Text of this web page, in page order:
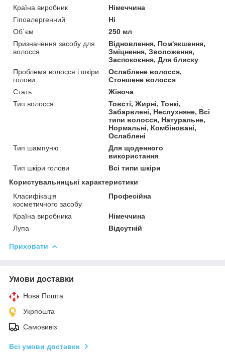
Країна виробник
Німеччина
Гіпоалергенний
Ні
Об`єм
250 мл
Призначення засобу для
волосся
Відновлення, Пом'якшення,
Зміцнення, Зволоження,
Заспокоєння, Для блиску
Проблема волосся і шкіри
голови
Ослаблене волосся,
Стоншене волосся
Стать
Жіноча
Тип волосся
Товсті, Жирні, Тонкі,
Забарвлені, Неслухняне, Всі
типи волосся, Натуральне,
Нормальні, Комбіновані,
Ослаблені
Тип шампуню
Для щоденного
використання
Тип шкіри голови
Всі типи шкіри
Користувальницькі характеристики
Класифікація
косметичного засобу
Професійна
Країна виробника
Німеччина
Лупа
Відсутній
Приховати
Умови доставки
Нова Пошта
Укрпошта
Самовивіз
Всі умови доставки